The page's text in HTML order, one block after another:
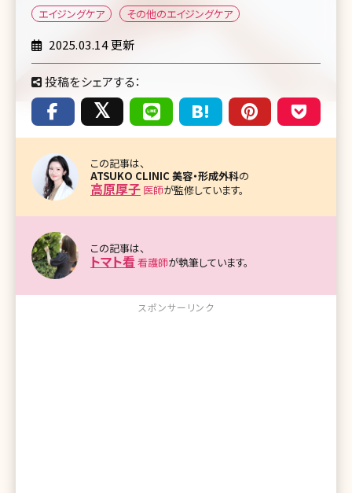
エイジングケア その他のエイジングケア
2025.03.14 更新
投稿をシェアする：
この記事は、
ATSUKO CLINIC 美容・形成外科の
高原厚子 医師が監修しています。
この記事は、
トマト看 看護師が執筆しています。
スポンサーリンク